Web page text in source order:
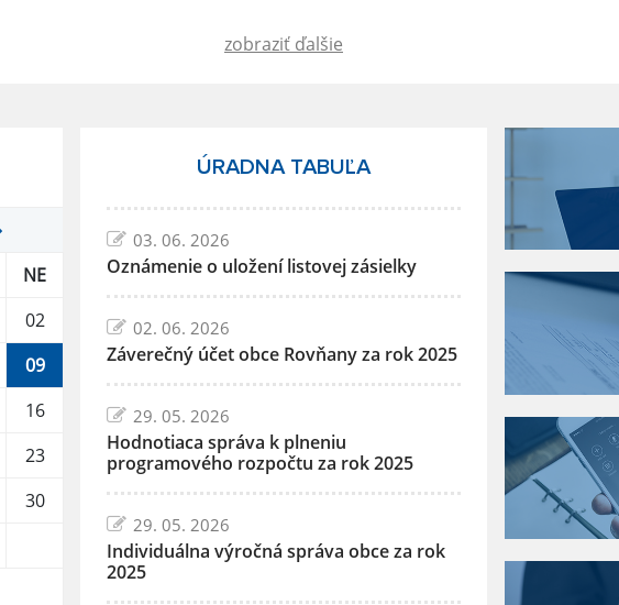
zobraziť ďalšie
NE
02
09
16
23
30
ÚRADNA TABUĽA
03. 06. 2026
Oznámenie o uložení listovej zásielky
02. 06. 2026
Záverečný účet obce Rovňany za rok 2025
29. 05. 2026
Hodnotiaca správa k plneniu
programového rozpočtu za rok 2025
29. 05. 2026
Individuálna výročná správa obce za rok
2025